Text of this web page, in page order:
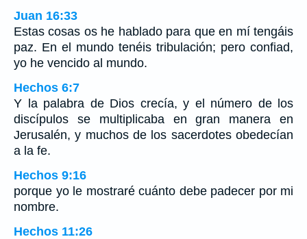
Juan 16:33
Estas cosas os he hablado para que en mí tengáis
paz. En el mundo tenéis tribulación; pero confiad,
yo he vencido al mundo.
Hechos 6:7
Y la palabra de Dios crecía, y el número de los
discípulos se multiplicaba en gran manera en
Jerusalén, y muchos de los sacerdotes obedecían
a la fe.
Hechos 9:16
porque yo le mostraré cuánto debe padecer por mi
nombre.
Hechos 11:26